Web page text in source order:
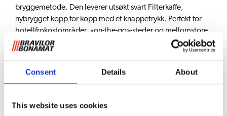
Consent Details About
This website uses cookies
bryggemetode. Den leverer utsøkt svart Filterkaffe,
nybrygget kopp for kopp med et knappetrykk. Perfekt for
hotellfrokostområder, «on-the-go»-steder og mellomstore
til store arbeidsplasser.
Beholdere for instantprodukter til Topping og kakao, noe
som gir et bredt utvalg av drikkealternativer.
Den svært innovative CombiBrewer er utviklet for både